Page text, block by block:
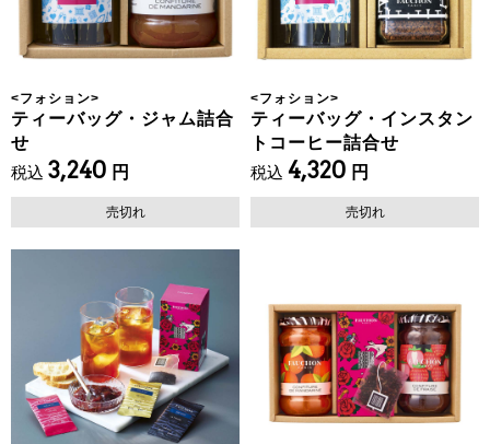
<フォション>
ティーバッグ・ジャム詰合
せ
税込 3,240 円
売切れ
<フォション>
ティーバッグ・インスタン
トコーヒー詰合せ
税込 4,320 円
売切れ